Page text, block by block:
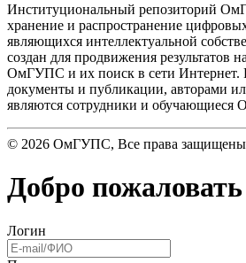
Институциональный репозиторий
хранение и распространение
являющихся интеллектуальной
создан для продвижения результатов
ОмГУПС и их поиск в сети Интернет.
документы и публикации, авторами
являются сотрудники и
© 2026 ОмГУПС, Все права защищены
Добро пожаловать
Логин